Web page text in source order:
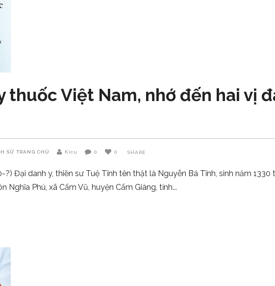
thuốc Việt Nam, nhớ đến hai vị
SỬ TRANG CHỦ Kicu 0 0 SHARE
Đại danh y, thiền sư Tuệ Tĩnh tên thật là Nguyễn Bá Tĩnh, sinh năm 1330
Nghĩa Phú, xã Cẩm Vũ, huyện Cẩm Giàng, tỉnh